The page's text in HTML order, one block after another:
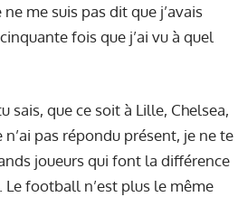
me suis pas dit que j’avais
fois que j’ai vu à quel
sais, que ce soit à Lille, Chelsea,
pas répondu présent, je ne te
joueurs qui font la différence
Le football n’est plus le même